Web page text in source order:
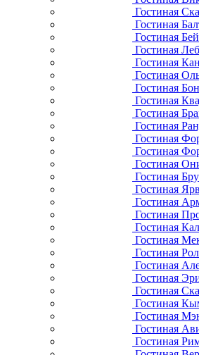
Гостиная
Гостиная
Гостиная
Гостиная
Гостиная
Гостиная
Гостиная
Гостиная
Гостиная
Гостиная
Гостиная
Гостиная
Гостиная
Гостиная
Гостиная
Гостиная
Гостиная
Гостиная
Гостиная
Гостиная
Гостиная
Гостиная
Гостиная
Гостиная
Гостиная
Гостиная
Гостиная